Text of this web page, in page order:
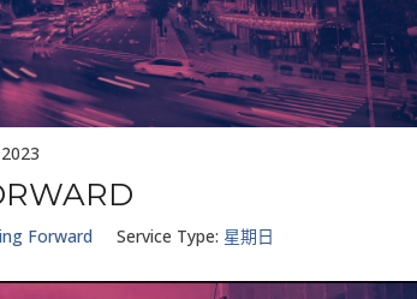
Forward Service Type: 星期日